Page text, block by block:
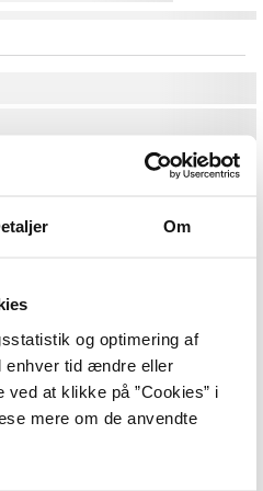
Om
og optimering af
enhver tid ændre eller
at klikke på ”Cookies” i
mere om de anvendte
ipsum dolor sit
dolor sit
dolor sit
dolor sit
dolor sit